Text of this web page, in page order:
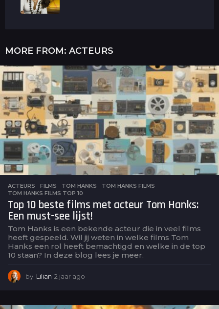
MORE FROM: ACTEURS
ACTEURS ,FILMS TOM HANKS ,TOM HANKS FILMS
TOM HANKS FILMS TOP 10
Top 10 beste films met acteur Tom Hanks:
Een must-see lijst!
Tom Hanks is een bekende acteur die in veel films
heeft gespeeld. Wil jij weten in welke films Tom
Hanks een rol heeft bemachtigd en welke in de top
10 staan? In deze blog lees je meer.
by Lilian 2 jaar ago
a